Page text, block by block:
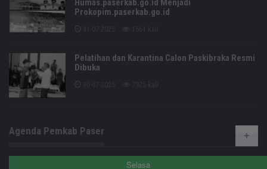
Humas.paserkab.go.id Menjadi
Prokopim.paserkab.go.id
Pelatihan dan Karantina Calon Paskibraka Resmi
Dibuka
Agenda Pemkab Paser
Selasa